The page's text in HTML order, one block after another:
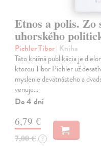
Etnos a polis. Zo
uhorského
Pichler Tibor| Kniha
Táto knižná publikácia je
ktorou Tibor Pichler už
myslenie devätnásteho a
venuje…
Do 4 dní
6,79 €
7,00 € ?